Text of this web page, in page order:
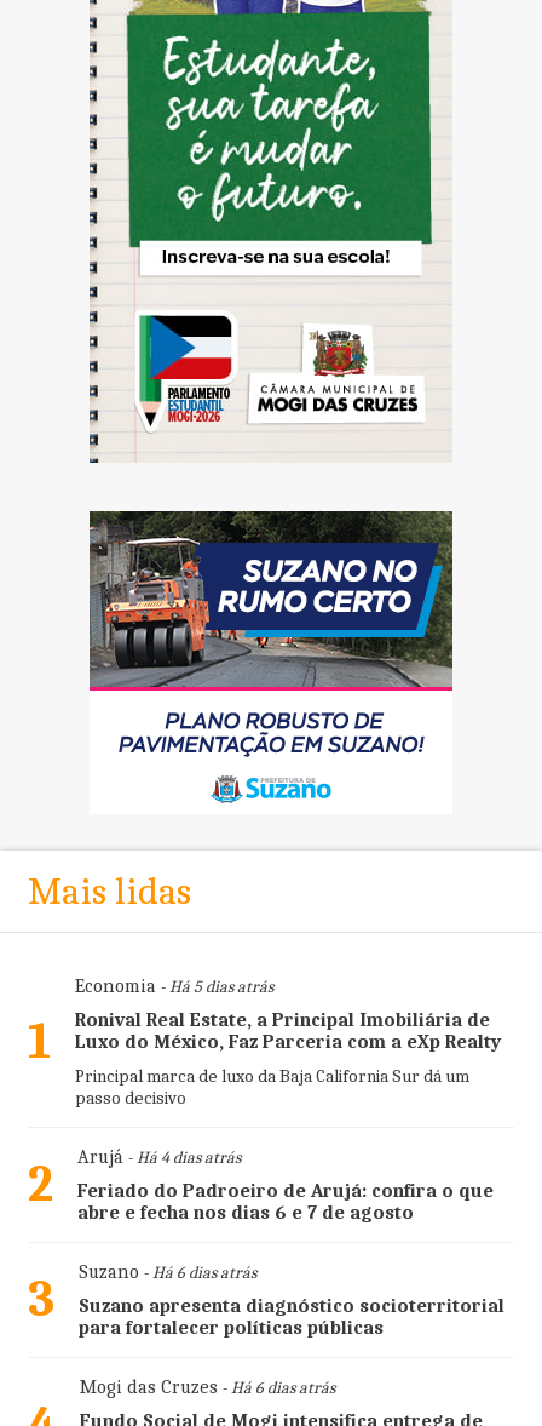
Mais lidas
1
Economia- Há 5 dias atrás
Ronival Real Estate, a Principal Imobiliária de
Luxo do México, Faz Parceria com a eXp Realty
Principal marca de luxo da Baja California Sur dá um
passo decisivo
2 Arujá- Há 4 dias atrás
Feriado do Padroeiro de Arujá: confira o que
abre e fecha nos dias 6 e 7 de agosto
3 Suzano - Há 6 dias atrás
Suzano apresenta diagnóstico socioterritorial
para fortalecer políticas públicas
Mogi das Cruzes - Há 6 dias atrás
Fundo Social de Mogi intensifica entrega de